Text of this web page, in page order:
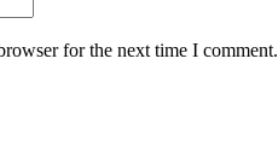
for the next time I comment.